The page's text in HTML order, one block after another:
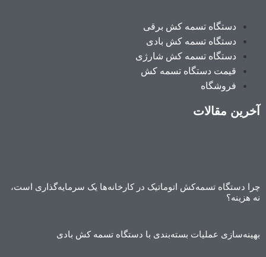
دستگاه تسمه کش برقی
دستگاه تسمه کش بادی
دستگاه تسمه کش شارژی
قیمت دستگاه تسمه کش
فروشگاه
آخرین مقالات
چرا دستگاه تسمه‌کش اتوماتیک در کارخانه‌ها یک سرمایه‌گذاری است،
نه هزینه؟
بهینه‌سازی عملیات بسته‌بندی با دستگاه تسمه کش بادی